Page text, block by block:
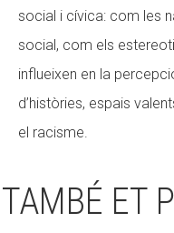
social i cívica: com les
social, com els
influeixen en la
d’històries, espais
el racisme.
TAMBÉ ET